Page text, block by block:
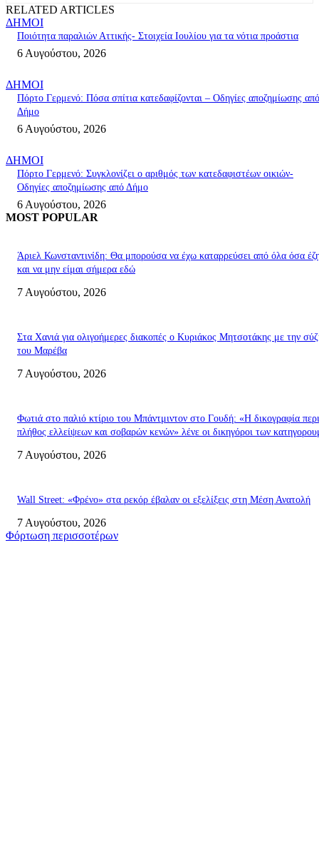
RELATED ARTICLES
ΔΗΜΟΙ
Ποιότητα παραλιών Αττικής- Στοιχεία Ιουλίου για τα νότια προάστια
6 Αυγούστου, 2026
ΔΗΜΟΙ
Πόρτο Γερμενό: Πόσα σπίτια κατεδαφίζονται – Οδηγίες αποζημίωσης από
Δήμο
6 Αυγούστου, 2026
ΔΗΜΟΙ
Πόρτο Γερμενό: Συγκλονίζει ο αριθμός των κατεδαφιστέων οικιών-
Οδηγίες αποζημίωσης από Δήμο
6 Αυγούστου, 2026
MOST POPULAR
Άριελ Κωνσταντινίδη: Θα μπορούσα να έχω καταρρεύσει από όλα όσα
και να μην είμαι σήμερα εδώ
7 Αυγούστου, 2026
Στα Χανιά για ολιγοήμερες διακοπές ο Κυριάκος Μητσοτάκης με την
του Μαρέβα
7 Αυγούστου, 2026
Φωτιά στο παλιό κτίριο του Μπάντμιντον στο Γουδή: «Η δικογραφία
πλήθος ελλείψεων και σοβαρών κενών» λένε οι δικηγόροι των
7 Αυγούστου, 2026
Wall Street: «Φρένο» στα ρεκόρ έβαλαν οι εξελίξεις στη Μέση Ανατολή
7 Αυγούστου, 2026
Φόρτωση περισσοτέρων